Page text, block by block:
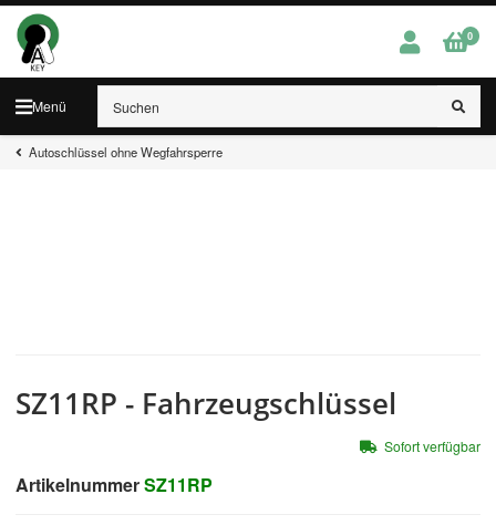
Menü
0
Autoschlüssel ohne Wegfahrsperre
SZ11RP - Fahrzeugschlüssel
ArtikelnummerSZ11RP
Sofort verfügbar